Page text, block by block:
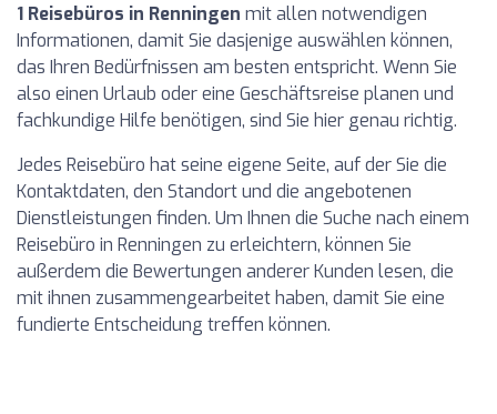
1 Reisebüros in Renningen mit allen notwendigen
Informationen, damit Sie dasjenige auswählen können,
das Ihren Bedürfnissen am besten entspricht. Wenn Sie
also einen Urlaub oder eine Geschäftsreise planen und
fachkundige Hilfe benötigen, sind Sie hier genau richtig.
Jedes Reisebüro hat seine eigene Seite, auf der Sie die
Kontaktdaten, den Standort und die angebotenen
Dienstleistungen finden. Um Ihnen die Suche nach einem
Reisebüro in Renningen zu erleichtern, können Sie
außerdem die Bewertungen anderer Kunden lesen, die
mit ihnen zusammengearbeitet haben, damit Sie eine
fundierte Entscheidung treffen können.